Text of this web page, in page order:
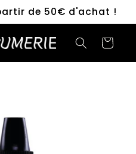
de 50€ d'achat !
Panier